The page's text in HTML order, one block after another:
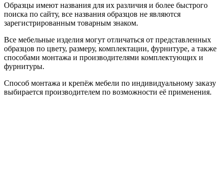
Образцы имеют названия для их различия и более быстрого
поиска по сайту, все названия образцов не являются
зарегистрированным товарным знаком.
Все мебельные изделия могут отличаться от представленных
образцов по цвету, размеру, комплектации, фурнитуре, а также
способами монтажа и производителями комплектующих и
фурнитуры.
Способ монтажа и крепёж мебели по индивидуальному заказу
выбирается производителем по возможности её применения.